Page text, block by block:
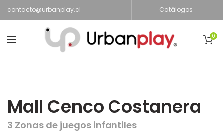
contacto@urbanplay.cl Catálogos
0
Mall Cenco Costanera
3 Zonas de juegos infantiles